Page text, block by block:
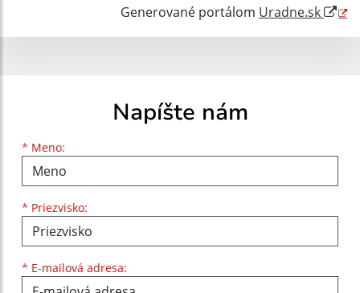
Generované portálom Uradne.sk
Napíšte nám
* Meno:
Meno
* Priezvisko:
Priezvisko
* E-mailová adresa:
E-mailová adresa